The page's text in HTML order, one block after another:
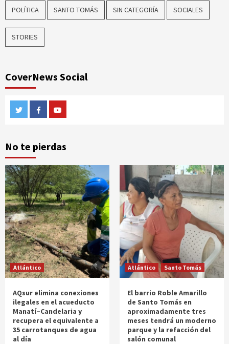
POLÍTICA SANTO TOMÁS SIN CATEGORÍA SOCIALES
STORIES
CoverNews Social
TwitterFacebook
No te pierdas
Atlántico
AQsur elimina conexiones
ilegales en el acueducto
Manatí–Candelaria y
recupera el equivalente a
35 carrotanques de agua
al día
Atlántico Santo Tomás
El barrio Roble Amarillo
de Santo Tomás en
aproximadamente tres
meses tendrá un moderno
parque y la refacción del
salón comunal